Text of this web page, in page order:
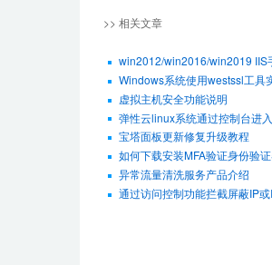
>> 相关文章
win2012/win2016/win2019 IIS
Windows系统使用westssl工具
虚拟主机安全功能说明
弹性云linux系统通过控制台进
宝塔面板更新修复升级教程
如何下载安装MFA验证身份验
异常流量清洗服务产品介绍
通过访问控制功能拦截屏蔽IP